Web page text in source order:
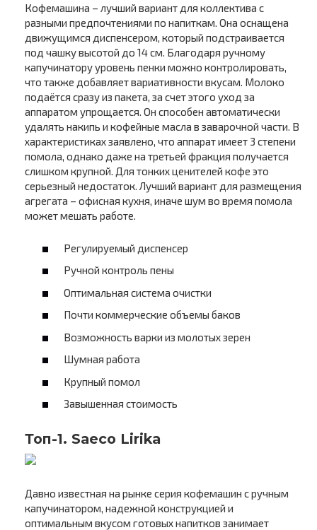
Кофемашина – лучший вариант для коллектива с
разными предпочтениями по напиткам. Она оснащена
движущимся диспенсером, который подстраивается
под чашку высотой до 14 см. Благодаря ручному
капучинатору уровень пенки можно контролировать,
что также добавляет вариативности вкусам. Молоко
подаётся сразу из пакета, за счет этого уход за
аппаратом упрощается. Он способен автоматически
удалять накипь и кофейные масла в заварочной части. В
характеристиках заявлено, что аппарат имеет 3 степени
помола, однако даже на третьей фракция получается
слишком крупной. Для тонких ценителей кофе это
серьезный недостаток. Лучший вариант для размещения
агрегата – офисная кухня, иначе шум во время помола
может мешать работе.
Регулируемый диспенсер
Ручной контроль пены
Оптимальная система очистки
Почти коммерческие объемы баков
Возможность варки из молотых зерен
Шумная работа
Крупный помол
Завышенная стоимость
Топ-1. Saeco Lirika
Давно известная на рынке серия кофемашин с ручным
капучинатором, надежной конструкцией и
оптимальным вкусом готовых напитков занимает